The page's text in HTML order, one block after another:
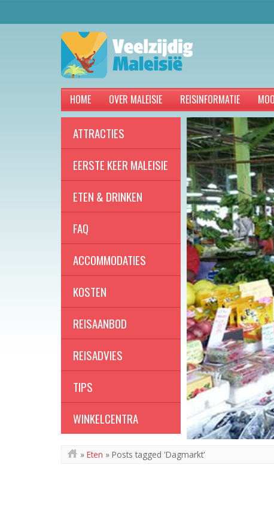
HOME OVER MALEISIE REISINFORMATIE
ATTRACTIES
EERSTE KEER MALEISIE
ETEN & DRINKEN
FAQ
ACCOMMODATIES
KOSTEN
REISAANBOD
REISADVIES
TIPS
WINKELCENTRA
» Eten » Posts tagged 'Dagmarkt'